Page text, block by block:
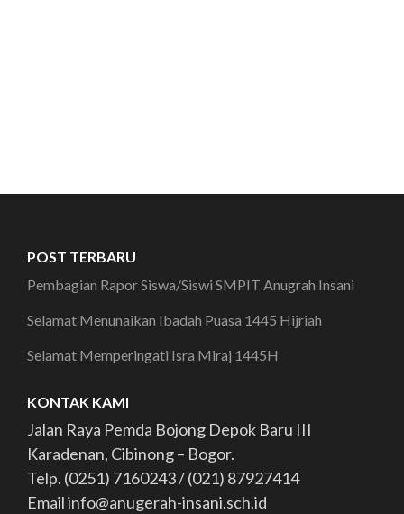
POST TERBARU
Pembagian Rapor Siswa/Siswi SMPIT Anugrah Insani
Selamat Menunaikan Ibadah Puasa 1445 Hijriah
Selamat Memperingati Isra Miraj 1445H
KONTAK KAMI
Jalan Raya Pemda Bojong Depok Baru III
Karadenan, Cibinong – Bogor.
Telp. (0251) 7160243 / (021) 87927414
Email info@anugerah-insani.sch.id